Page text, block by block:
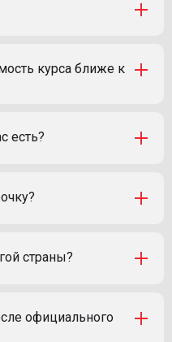
курса ближе к
есть?
страны?
официального